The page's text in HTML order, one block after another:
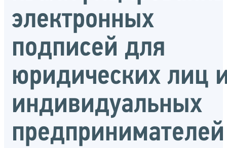
электронных
подписей для
юридических лиц
индивидуальных
предпринимателей